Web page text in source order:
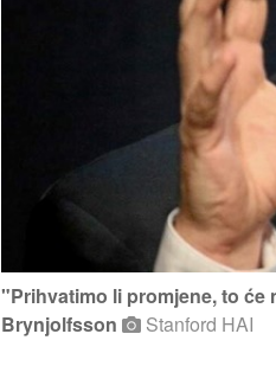
"Prihvatimo li promjene, to će
Brynjolfsson
Stanford HAI